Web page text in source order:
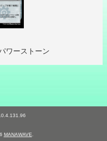
ワーストーン
MANAWAVE